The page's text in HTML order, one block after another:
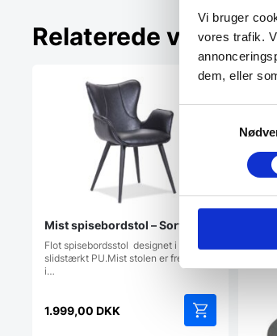
Vi bruger
vores trafik.
dem, eller
Relaterede varer
Mist spisebordstol – Sort
Flot spisebordsstol designet i
slidstærkt PU.Mist stolen er fremstillet
i…
1.999,00 DKK